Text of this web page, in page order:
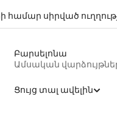
սիրված
Բարսելոնա
Ամսական
Ցույց տալ ավելին